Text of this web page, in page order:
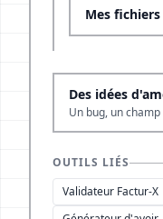
Mes
Des idées
Un bug, un
OUTILS LIÉS
Validateur Factur-X